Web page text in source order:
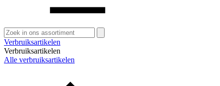
Zoeken
naar:
Verbruiksartikelen
Verbruiksartikelen
Alle verbruiksartikelen